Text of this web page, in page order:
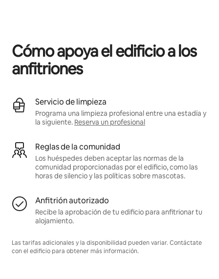
Cómo apoya el edificio a los
anfitriones
Servicio de limpieza
Programa una limpieza profesional entre una estadía y
la siguiente. Reserva un profesional
Reglas de la comunidad
Los huéspedes deben aceptar las normas de la
comunidad proporcionadas por el edificio, como las
horas de silencio y las políticas sobre mascotas.
Anfitrión autorizado
Recibe la aprobación de tu edificio para anfitrionar tu
alojamiento.
Las tarifas adicionales y la disponibilidad pueden variar. Contáctate
con el edificio para obtener más información.